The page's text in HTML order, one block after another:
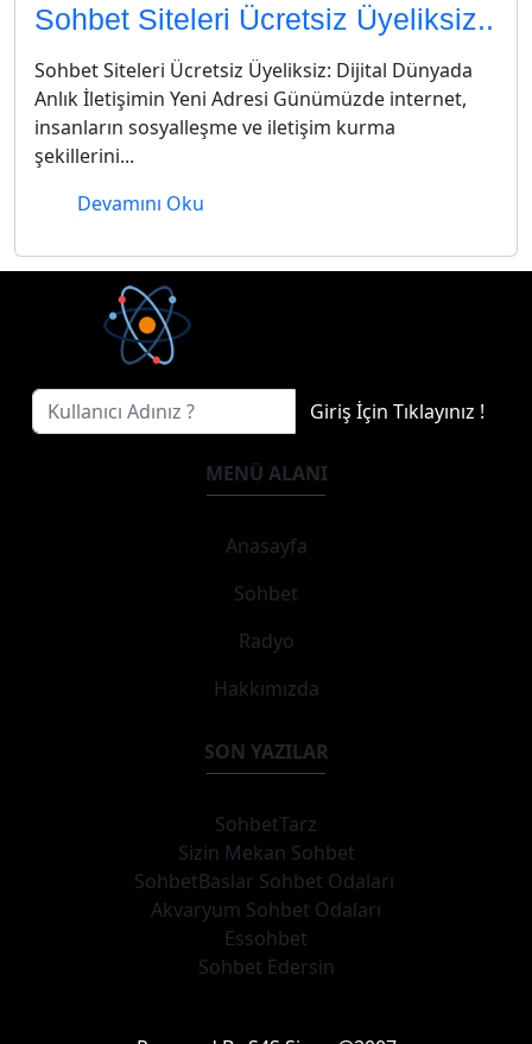
Sohbet Siteleri Ücretsiz Üyeliksiz..
Sohbet Siteleri Ücretsiz Üyeliksiz: Dijital Dünyada
Anlık İletişimin Yeni Adresi Günümüzde internet,
insanların sosyalleşme ve iletişim kurma
şekillerini...
Devamını Oku
Giriş İçin Tıklayınız !
MENÜ ALANI
Anasayfa
Sohbet
Radyo
Hakkımızda
SON YAZILAR
SohbetTarz
Sizin Mekan Sohbet
SohbetBaslar Sohbet Odaları
Akvaryum Sohbet Odaları
Essohbet
Sohbet Edersin